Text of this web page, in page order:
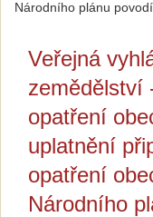
Národního plánu
Veřejná
zemědělství
opatření
uplatnění
opatření
Národního